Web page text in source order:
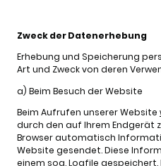
Zweck der Datenerhebung
Erhebung und Speicherung
Art und Zweck von deren
a) Beim Besuch der Website
Beim Aufrufen unserer Website
durch den auf Ihrem Endgerät
Browser automatisch
Website gesendet. Diese
einem sog. Logfile